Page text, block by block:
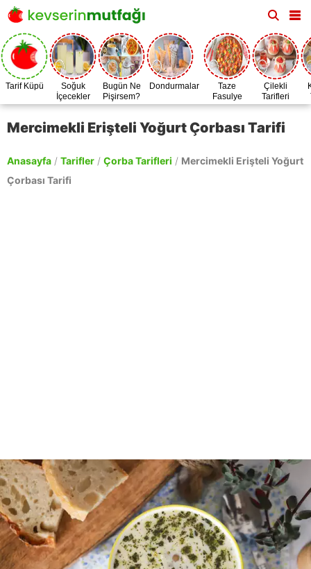
Tarif Küpü
Soğuk
İçecekler
Bugün Ne
Pişirsem?
Dondurmalar
Taze
Fasulye
Zamanı
Çilekli
Tarifleri
Mercimekli Erişteli Yoğurt Çorbası Tarifi
Anasayfa / Tarifler / Çorba Tarifleri / Mercimekli Erişteli Yoğurt
Çorbası Tarifi